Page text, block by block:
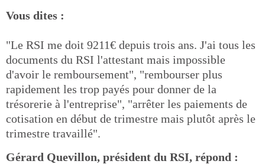
Vous dites :
"Le RSI me doit 9211€ depuis trois ans. J'ai tous les
documents du RSI l'attestant mais impossible
d'avoir le remboursement", "rembourser plus
rapidement les trop payés pour donner de la
trésorerie à l'entreprise", "arrêter les paiements de
cotisation en début de trimestre mais plutôt après le
trimestre travaillé".
Gérard Quevillon, président du RSI, répond :